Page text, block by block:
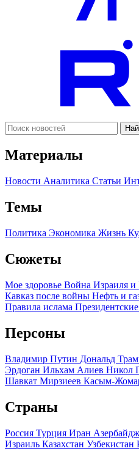
Материалы
Новости Аналитика Статьи
Темы
Политика Экономика Жизнь
Сюжеты
Мое здоровье Война Израиля и
Кавказ после войны Нефть и
Правила ислама
Персоны
Владимир Путин Дональд
Эрдоган Ильхам Алиев Никол
Шавкат Мирзиеев Касым-
Страны
Россия Турция Иран
Израиль Казахстан Узбекистан